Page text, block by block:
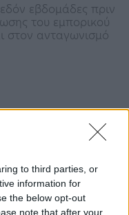
to third parties, or
information for
the below opt-out
note that after your
εβδομάδες πριν
του εμπορικού
στον ανταγωνισμό
από 1η
η Black Friday